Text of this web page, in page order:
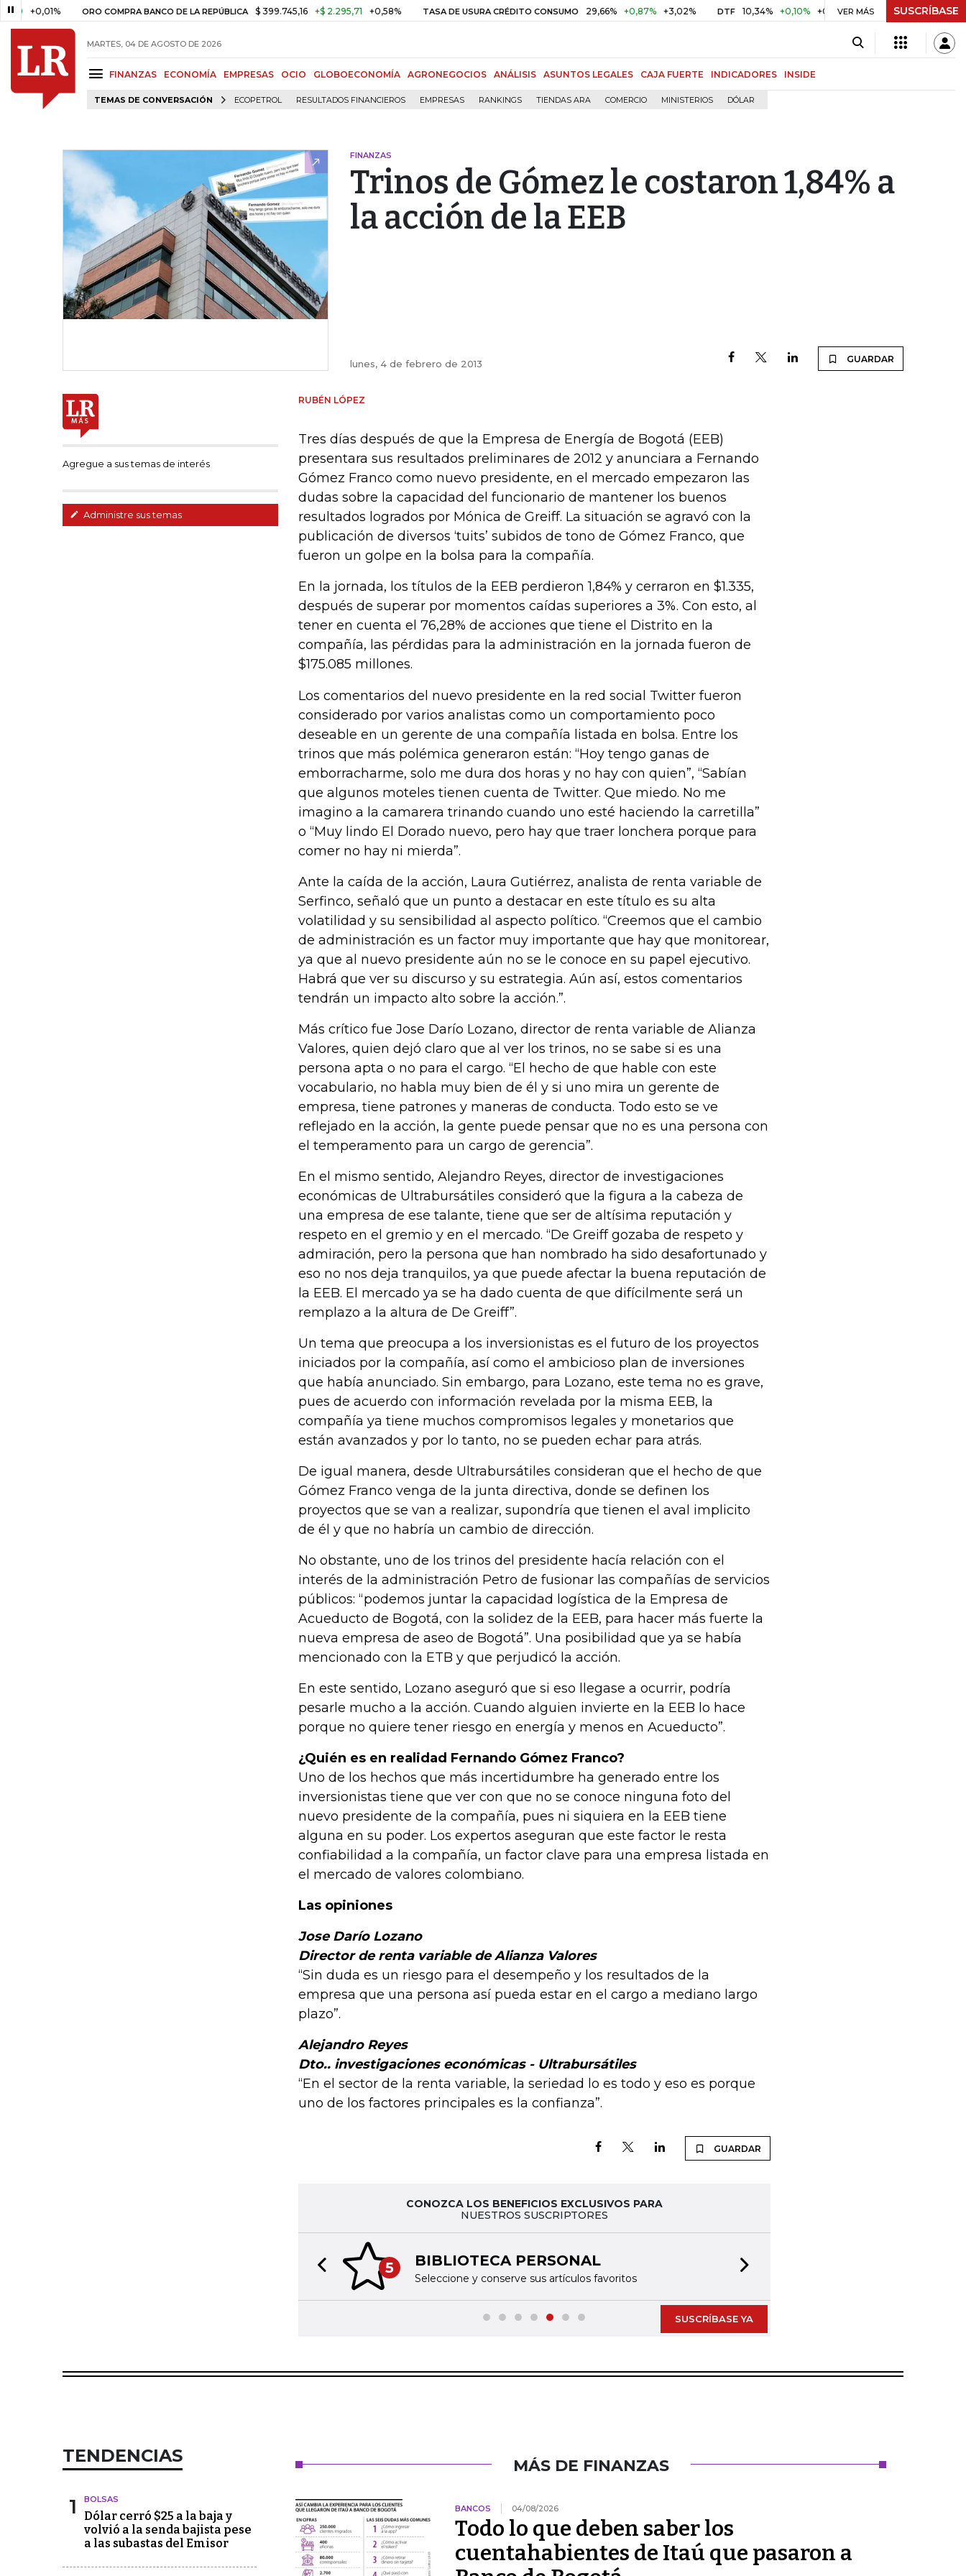
ORO COMPRA BANCO DE LA REPÚBLICA $ 399.745,16 +$ 2.295,71 +0,58% TASA DE USURA CRÉDITO CONSUMO 29,66% +0,87% +3,02% DTF 10,34% +0,10% +0,98% UVR $ 416,81 +$ 0,05
VER MÁS SUSCRÍBASE
MARTES, 04 DE AGOSTO DE 2026
FINANZAS ECONOMÍA EMPRESAS OCIO GLOBOECONOMÍA AGRONEGOCIOS ANÁLISIS ASUNTOS LEGALES CAJA FUERTE INDICADORES INSIDE
TEMAS DE CONVERSACIÓN ECOPETROL RESULTADOS FINANCIEROS EMPRESAS RANKINGS TIENDAS ARA COMERCIO MINISTERIOS DÓLAR
FINANZAS
Trinos de Gómez le costaron 1,84% a
la acción de la EEB
lunes, 4 de febrero de 2013 GUARDAR
Agregue a sus temas de interés
Administre sus temas
RUBÉN LÓPEZ
Tres días después de que la Empresa de Energía de Bogotá (EEB)
presentara sus resultados preliminares de 2012 y anunciara a Fernando
Gómez Franco como nuevo presidente, en el mercado empezaron las
dudas sobre la capacidad del funcionario de mantener los buenos
resultados logrados por Mónica de Greiff. La situación se agravó con la
publicación de diversos ‘tuits’ subidos de tono de Gómez Franco, que
fueron un golpe en la bolsa para la compañía.
En la jornada, los títulos de la EEB perdieron 1,84% y cerraron en $1.335,
después de superar por momentos caídas superiores a 3%. Con esto, al
tener en cuenta el 76,28% de acciones que tiene el Distrito en la
compañía, las pérdidas para la administración en la jornada fueron de
$175.085 millones.
Los comentarios del nuevo presidente en la red social Twitter fueron
considerado por varios analistas como un comportamiento poco
deseable en un gerente de una compañía listada en bolsa. Entre los
trinos que más polémica generaron están: “Hoy tengo ganas de
emborracharme, solo me dura dos horas y no hay con quien”, “Sabían
que algunos moteles tienen cuenta de Twitter. Que miedo. No me
imagino a la camarera trinando cuando uno esté haciendo la carretilla”
o “Muy lindo El Dorado nuevo, pero hay que traer lonchera porque para
comer no hay ni mierda”.
Ante la caída de la acción, Laura Gutiérrez, analista de renta variable de
Serfinco, señaló que un punto a destacar en este título es su alta
volatilidad y su sensibilidad al aspecto político. “Creemos que el cambio
de administración es un factor muy importante que hay que monitorear,
ya que al nuevo presidente aún no se le conoce en su papel ejecutivo.
Habrá que ver su discurso y su estrategia. Aún así, estos comentarios
tendrán un impacto alto sobre la acción.”.
Más crítico fue Jose Darío Lozano, director de renta variable de Alianza
Valores, quien dejó claro que al ver los trinos, no se sabe si es una
persona apta o no para el cargo. “El hecho de que hable con este
vocabulario, no habla muy bien de él y si uno mira un gerente de
empresa, tiene patrones y maneras de conducta. Todo esto se ve
reflejado en la acción, la gente puede pensar que no es una persona con
el temperamento para un cargo de gerencia”.
En el mismo sentido, Alejandro Reyes, director de investigaciones
económicas de Ultrabursátiles consideró que la figura a la cabeza de
una empresa de ese talante, tiene que ser de altísima reputación y
respeto en el gremio y en el mercado. “De Greiff gozaba de respeto y
admiración, pero la persona que han nombrado ha sido desafortunado y
eso no nos deja tranquilos, ya que puede afectar la buena reputación de
la EEB. El mercado ya se ha dado cuenta de que difícilmente será un
remplazo a la altura de De Greiff”.
Un tema que preocupa a los inversionistas es el futuro de los proyectos
iniciados por la compañía, así como el ambicioso plan de inversiones
que había anunciado. Sin embargo, para Lozano, este tema no es grave,
pues de acuerdo con información revelada por la misma EEB, la
compañía ya tiene muchos compromisos legales y monetarios que
están avanzados y por lo tanto, no se pueden echar para atrás.
De igual manera, desde Ultrabursátiles consideran que el hecho de que
Gómez Franco venga de la junta directiva, donde se definen los
proyectos que se van a realizar, supondría que tienen el aval implicito
de él y que no habría un cambio de dirección.
No obstante, uno de los trinos del presidente hacía relación con el
interés de la administración Petro de fusionar las compañías de servicios
públicos: “podemos juntar la capacidad logística de la Empresa de
Acueducto de Bogotá, con la solidez de la EEB, para hacer más fuerte la
nueva empresa de aseo de Bogotá”. Una posibilidad que ya se había
mencionado con la ETB y que perjudicó la acción.
En este sentido, Lozano aseguró que si eso llegase a ocurrir, podría
pesarle mucho a la acción. Cuando alguien invierte en la EEB lo hace
porque no quiere tener riesgo en energía y menos en Acueducto”.
¿Quién es en realidad Fernando Gómez Franco?
Uno de los hechos que más incertidumbre ha generado entre los
inversionistas tiene que ver con que no se conoce ninguna foto del
nuevo presidente de la compañía, pues ni siquiera en la EEB tiene
alguna en su poder. Los expertos aseguran que este factor le resta
confiabilidad a la compañía, un factor clave para una empresa listada en
el mercado de valores colombiano.
Las opiniones
Jose Darío Lozano
Director de renta variable de Alianza Valores
“Sin duda es un riesgo para el desempeño y los resultados de la
empresa que una persona así pueda estar en el cargo a mediano largo
plazo”.
Alejandro Reyes
Dto.. investigaciones económicas - Ultrabursátiles
“En el sector de la renta variable, la seriedad lo es todo y eso es porque
uno de los factores principales es la confianza”.
GUARDAR
CONOZCA LOS BENEFICIOS EXCLUSIVOS PARA
NUESTROS SUSCRIPTORES
5 BIBLIOTECA PERSONAL
Seleccione y conserve sus artículos favoritos
Previous slide
SUSCRÍBASE YA
TENDENCIAS
1 BOLSAS
Dólar cerró $25 a la baja y
volvió a la senda bajista pese
a las subastas del Emisor
MÁS DE FINANZAS
BANCOS 04/08/2026
Todo lo que deben saber los
cuentahabientes de Itaú que pasaron a